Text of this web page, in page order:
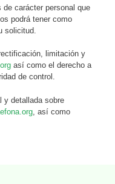
carácter personal que
podrá tener como
solicitud.
limitación y
así como el derecho a
de control.
y detallada sobre
, así como